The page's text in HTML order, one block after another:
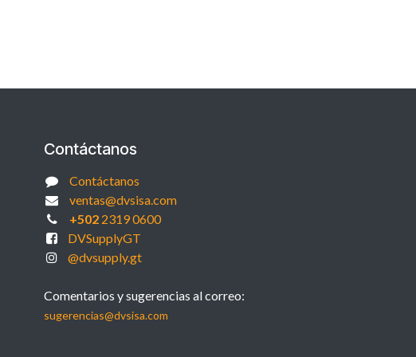
Contáctanos
Contáctanos
ventas@dvsisa.com
+5022319 0600
DVSupplyGT
@dvsupply.gt
Comentarios y sugerencias al correo:
sugerencias@dvsisa.com